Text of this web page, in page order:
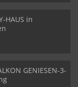
HAUS in
GENIESEN-3-